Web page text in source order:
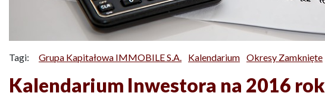
Tagi: Grupa Kapitałowa IMMOBILE S.A. Kalendarium Okresy Zamknięte
Kalendarium Inwestora na 2016 rok